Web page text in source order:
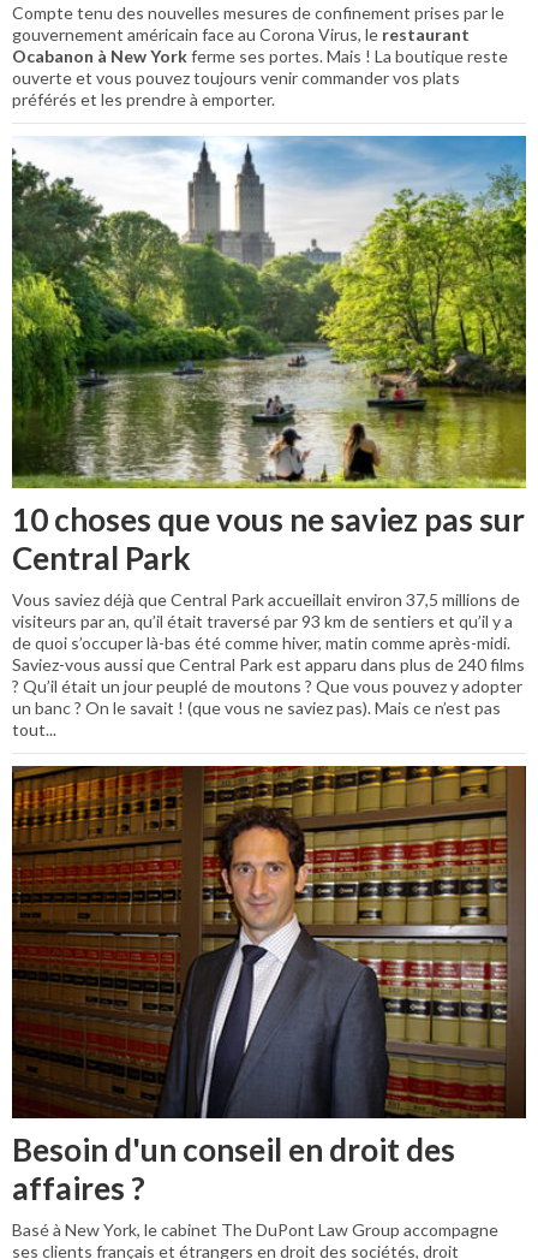
Compte tenu des nouvelles mesures de confinement prises par le
gouvernement américain face au Corona Virus, le restaurant
Ocabanon à New Yorkferme ses portes. Mais ! La boutique reste
ouverte et vous pouvez toujours venir commander vos plats
préférés et les prendre à emporter.
10 choses que vous ne saviez pas sur
Central Park
Vous saviez déjà que Central Park accueillait environ 37,5 millions de
visiteurs par an, qu’il était traversé par 93 km de sentiers et qu’il y a
de quoi s’occuper là-bas été comme hiver, matin comme après-midi.
Saviez-vous aussi que Central Park est apparu dans plus de 240 films
? Qu’il était un jour peuplé de moutons ? Que vous pouvez y adopter
un banc ? On le savait ! (que vous ne saviez pas). Mais ce n’est pas
tout...
Besoin d'un conseil en droit des
affaires ?
Basé à New York, le cabinet The DuPont Law Group accompagne
ses clients français et étrangers en droit des sociétés, droit